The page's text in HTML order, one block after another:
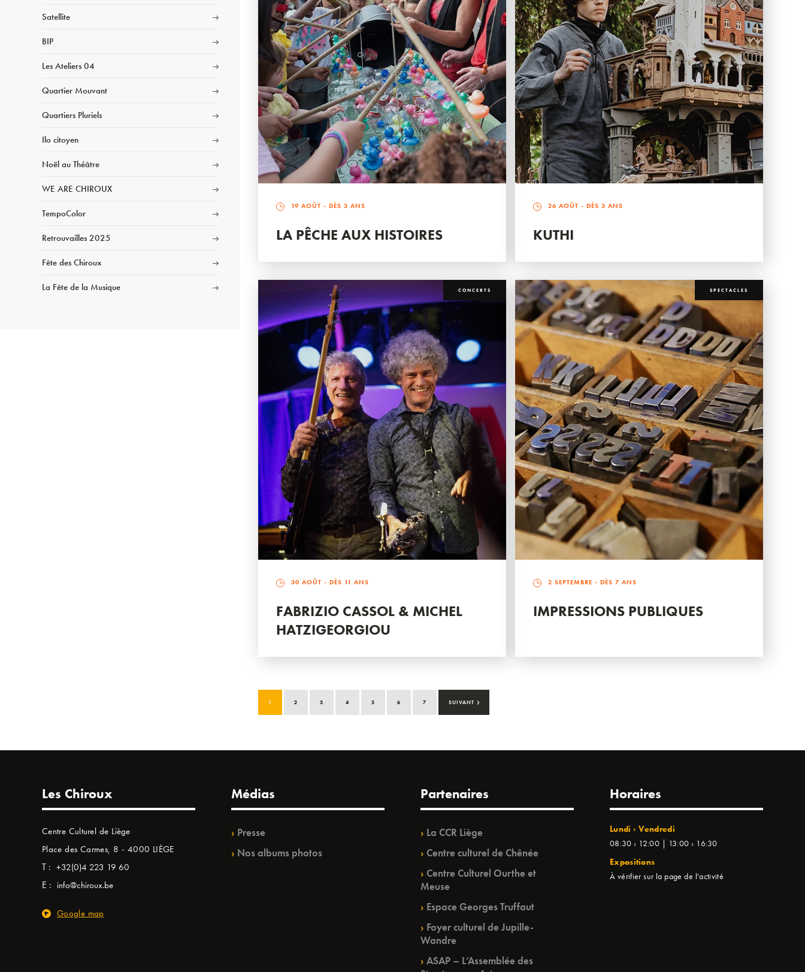
Satellite
BIP
Les Ateliers 04
Quartier Mouvant
Quartiers Pluriels
Ilo citoyen
Noël au Théâtre
WE ARE CHIROUX
TempoColor
Retrouvailles 2025
Fête des Chiroux
La Fête de la Musique
19 AOÛT - DÈS 3 ANS
LA PÊCHE AUX HISTOIRES
26 AOÛT - DÈS 3 ANS
KUTHI
CONCERTS
30 AOÛT - DÈS 11 ANS
FABRIZIO CASSOL & MICHEL
HATZIGEORGIOU
SPECTACLES
2 SEPTEMBRE - DÈS 7 ANS
IMPRESSIONS PUBLIQUES
1 2 3 4 5 6 7 SUIVANT ›
Les Chiroux
Centre Culturel de Liège
Place des Carmes, 8 - 4000 LIÈGE
T : +32(0)4 223 19 60
E : info@chiroux.be
Google map
Médias
Presse
Nos albums photos
Partenaires
La CCR Liège
Centre culturel de Chênée
Centre Culturel Ourthe et
Meuse
Espace Georges Truffaut
Foyer culturel de Jupille-
Wandre
ASAP – L’Assemblée des
Horaires
Lundi › Vendredi
08:30 › 12:00 | 13:00 › 16:30
Expositions
À vérifier sur la page de l'activité